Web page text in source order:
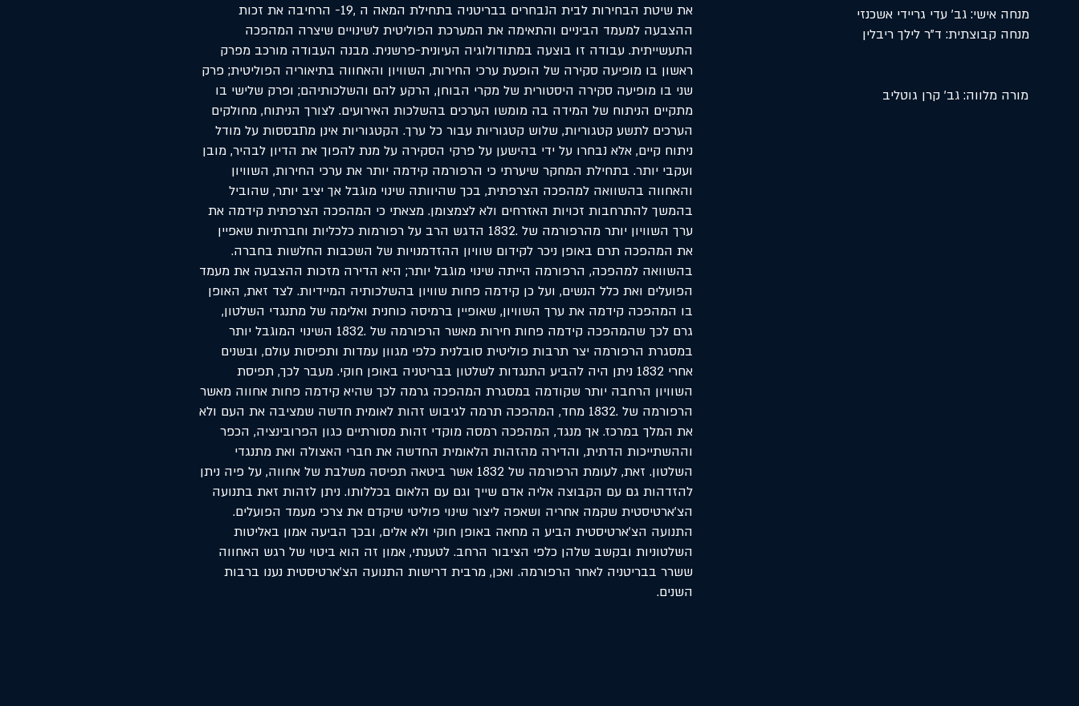
את שיטת הבחירות לבית הנבחרים בבריטניה בתחילת המאה ה ,19- הרחיבה את זכות
ההצבעה למעמד הביניים והתאימה את המערכת הפוליטית לשינויים שיצרה המהפכה
התעשייתית. עבודה זו בוצעה במתודולוגיה העיונית-פרשנית. מבנה העבודה מורכב מפרק
ראשון בו מופיעה סקירה של הופעת ערכי החירות, השוויון והאחווה בתיאוריה הפוליטית; פרק
שני בו מופיעה סקירה היסטורית של מקרי הבוחן, הרקע להם והשלכותיהם; ופרק שלישי בו
מתקיים הניתוח של המידה בה מומשו הערכים בהשלכות האירועים. לצורך הניתוח, מחולקים
הערכים לתשע קטגוריות, שלוש קטגוריות עבור כל ערך. הקטגוריות אינן מתבססות על מודל
ניתוח קיים, אלא נבחרו על ידי בהישען על פרקי הסקירה על מנת להפוך את הדיון לבהיר, מובן
ועקבי יותר. בתחילת המחקר שיערתי כי הרפורמה קידמה יותר את ערכי החירות, השוויון
והאחווה בהשוואה למהפכה הצרפתית, בכך שהיוותה שינוי מוגבל אך יציב יותר, שהוביל
בהמשך להתרחבות זכויות האזרחים ולא לצמצומן. מצאתי כי המהפכה הצרפתית קידמה את
ערך השוויון יותר מהרפורמה של .1832 הדגש הרב על רפורמות כלכליות וחברתיות שאפיין
את המהפכה תרם באופן ניכר לקידום שוויון ההזדמנויות של השכבות החלשות בחברה.
בהשוואה למהפכה, הרפורמה הייתה שינוי מוגבל יותר; היא הדירה מזכות ההצבעה את מעמד
הפועלים ואת כלל הנשים, ועל כן קידמה פחות שוויון בהשלכותיה המיידיות. לצד זאת, האופן
בו המהפכה קידמה את ערך השוויון, שאופיין ברמיסה כוחנית ואלימה של מתנגדי השלטון,
גרם לכך שהמהפכה קידמה פחות חירות מאשר הרפורמה של .1832 השינוי המוגבל יותר
במסגרת הרפורמה יצר תרבות פוליטית סובלנית כלפי מגוון עמדות ותפיסות עולם, ובשנים
אחרי 1832 ניתן היה להביע התנגדות לשלטון בבריטניה באופן חוקי. מעבר לכך, תפיסת
השוויון הרחבה יותר שקודמה במסגרת המהפכה גרמה לכך שהיא קידמה פחות אחווה מאשר
הרפורמה של .1832 מחד, המהפכה תרמה לגיבוש זהות לאומית חדשה שמציבה את העם ולא
את המלך במרכז. אך מנגד, המהפכה רמסה מוקדי זהות מסורתיים כגון הפרובינציה, הכפר
וההשתייכות הדתית, והדירה מהזהות הלאומית החדשה את חברי האצולה ואת מתנגדי
השלטון. זאת, לעומת הרפורמה של 1832 אשר ביטאה תפיסה משלבת של אחווה, על פיה ניתן
להזדהות גם עם הקבוצה אליה אדם שייך וגם עם הלאום בכללותו. ניתן לזהות זאת בתנועה
הצ'ארטיסטית שקמה אחריה ושאפה ליצור שינוי פוליטי שיקדם את צרכי מעמד הפועלים.
התנועה הצ'ארטיסטית הביע ה מחאה באופן חוקי ולא אלים, ובכך הביעה אמון באליטות
השלטוניות ובקשב שלהן כלפי הציבור הרחב. לטענתי, אמון זה הוא ביטוי של רגש האחווה
ששרר בבריטניה לאחר הרפורמה. ואכן, מרבית דרישות התנועה הצ'ארטיסטית נענו ברבות
השנים.
מנחה אישי: גב' עדי גריידי אשכנזי
מנחה קבוצתית: ד"ר לילך ריבלין
מורה מלווה: גב' קרן גוטליב